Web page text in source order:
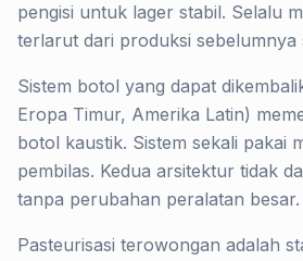
pengisi untuk lager stabil. Selalu
terlarut dari produksi sebelumnya
Sistem botol yang dapat
Eropa Timur, Amerika Latin)
botol kaustik. Sistem sekali pakai
pembilas. Kedua arsitektur tidak
tanpa perubahan peralatan besar.
Pasteurisasi terowongan adalah